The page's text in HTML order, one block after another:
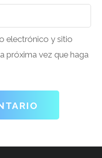
electrónico y sitio
próxima vez que haga